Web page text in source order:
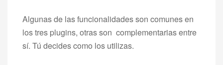
Algunas de las funcionalidades son comunes en
los tres plugins, otras son complementarias entre
sí. Tú decides como los utilizas.